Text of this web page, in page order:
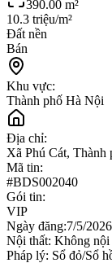
390.00 m²
10.3 triệu/m²
Đất nền
Bán
Khu vực:
Thành phố Hà Nội
Địa chỉ:
Xã Phú Cát, Thành
Mã tin:
#BDS002040
Gói tin:
VIP
Ngày đăng:7/5/2026
Nội thất: Không nội
Pháp lý: Sổ đỏ/Sổ